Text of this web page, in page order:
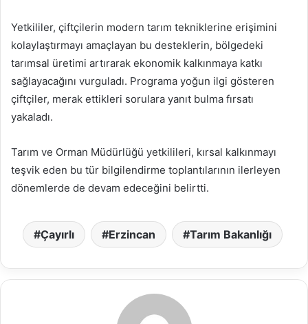
Yetkililer, çiftçilerin modern tarım tekniklerine erişimini
kolaylaştırmayı amaçlayan bu desteklerin, bölgedeki
tarımsal üretimi artırarak ekonomik kalkınmaya katkı
sağlayacağını vurguladı. Programa yoğun ilgi gösteren
çiftçiler, merak ettikleri sorulara yanıt bulma fırsatı
yakaladı.
Tarım ve Orman Müdürlüğü yetkilileri, kırsal kalkınmayı
teşvik eden bu tür bilgilendirme toplantılarının ilerleyen
dönemlerde de devam edeceğini belirtti.
Çayırlı Erzincan Tarım Bakanlığı